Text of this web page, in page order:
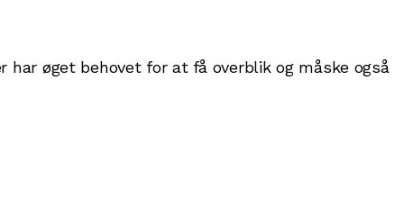
øget behovet for at få overblik og måske også